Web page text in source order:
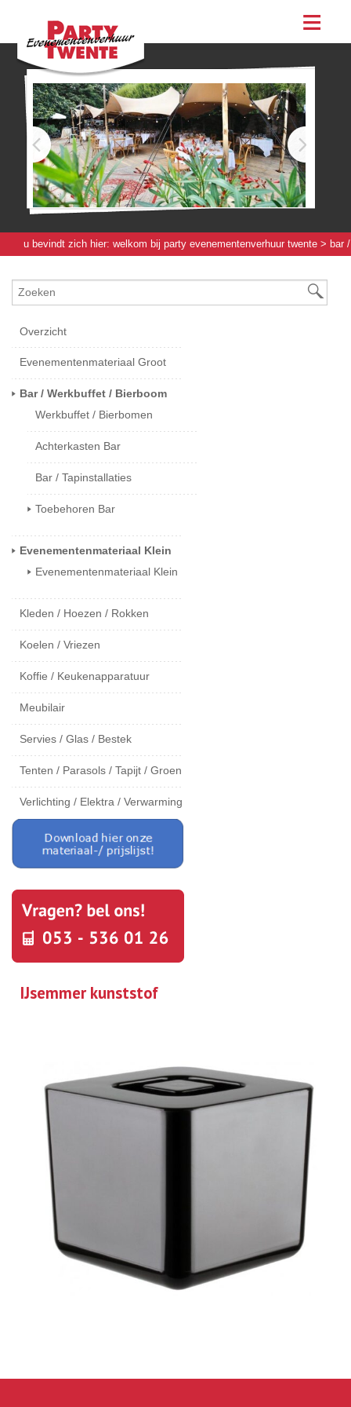
assortiment
evenementen
feesten
bestellen
contact
u bevindt zich hier: welkom bij party evenementenverhuur twente > bar /
Overzicht
Evenementenmateriaal Groot
Bar / Werkbuffet / Bierboom
Werkbuffet / Bierbomen
Achterkasten Bar
Bar / Tapinstallaties
Toebehoren Bar
Evenementenmateriaal Klein
Evenementenmateriaal Klein
Kleden / Hoezen / Rokken
Koelen / Vriezen
Koffie / Keukenapparatuur
Meubilair
Servies / Glas / Bestek
Tenten / Parasols / Tapijt / Groen
Verlichting / Elektra / Verwarming
IJsemmer kunststof